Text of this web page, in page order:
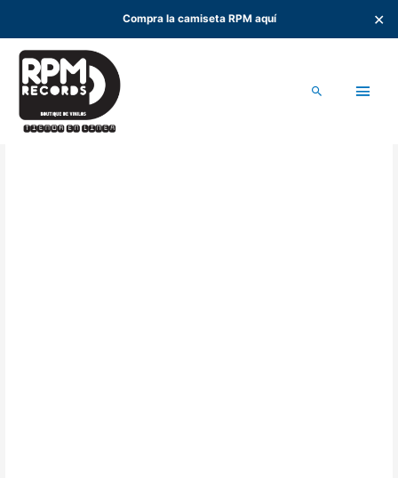
Compra la camiseta RPM aquí ✕
contenido
Buscar